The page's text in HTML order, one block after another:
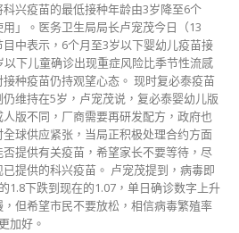
兴疫苗的最低接种年龄由3岁降至6个
」。医务卫生局局长卢宠茂今日（13
目中表示，6个月至3岁以下婴幼儿疫苗接
以下儿童确诊出现重症风险比季节性流感
种疫苗仍持观望心态。 现时复必泰疫苗
维持在5岁，卢宠茂说，复必泰婴幼儿版
版不同，厂商需要再研发配方，政府也
球供应紧张，当局正积极处理合约方面
提供有关疫苗，希望家长不要等待，尽
提供的科兴疫苗。 卢宠茂提到，病毒即
1.8下跌到现在的1.07，单日确诊数字上升
但希望市民不要放松，相信病毒繁殖率
加好。